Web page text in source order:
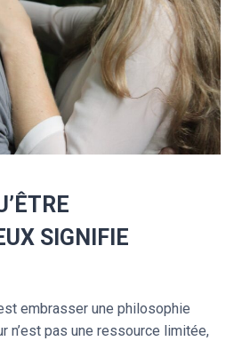
SIGNIFIE
embrasser une philosophie
n’est pas une ressource limitée,